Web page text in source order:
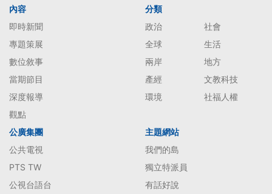
內容
即時新聞
專題策展
數位敘事
當期節目
深度報導
觀點
分類
政治
社會
全球
生活
兩岸
地方
產經
文教科技
環境
社福人權
公廣集團
公共電視
PTS TW
公視台語台
主題網站
我們的島
獨立特派員
有話好說